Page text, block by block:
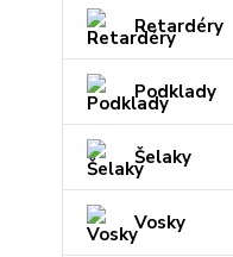
Retardéry
Podklady
Šelaky
Vosky